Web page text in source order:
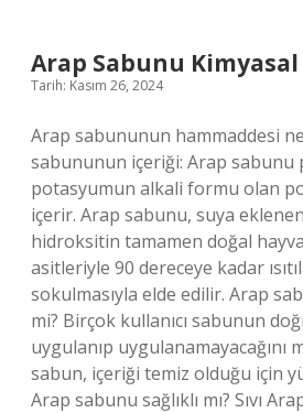
Arap Sabunu Kimyasal
Tarih: Kasım 26, 2024
Arap sabununun hammaddesi
sabununun içeriği: Arap sabunu
potasyumun alkali formu olan
içerir. Arap sabunu, suya
hidroksitin tamamen doğal
asitleriyle 90 dereceye kadar
sokulmasıyla elde edilir. Arap
mi? Birçok kullanıcı sabunun
uygulanıp uygulanamayacağını
sabun, içeriği temiz olduğu için
Arap sabunu sağlıklı mı? Sıvı